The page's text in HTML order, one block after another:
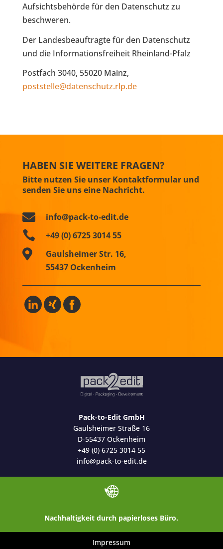
Aufsichtsbehörde für den Datenschutz zu
beschweren.
Der Landesbeauftragte für den Datenschutz
und die Informationsfreiheit Rheinland-Pfalz
Postfach 3040, 55020 Mainz,
poststelle@datenschutz.rlp.de
HABEN SIE WEITERE FRAGEN?
Bitte nutzen Sie unser Kontaktformular und
senden Sie uns eine Nachricht.
 info@pack-to-edit.de
 +49 (0) 6725 3014 55

Gaulsheimer Str. 16,
55437 Ockenheim
Pack-to-Edit GmbH
Gaulsheimer Straße 16
D-55437 Ockenheim
+49 (0) 6725 3014 55
info@pack-to-edit.de
Nachhaltigkeit durch papierloses Büro.
Impressum